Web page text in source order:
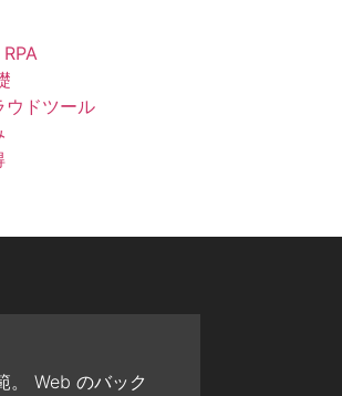
ウドツール
。 Web のバック